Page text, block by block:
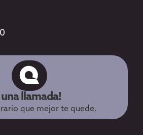
llamada!
que mejor te quede.